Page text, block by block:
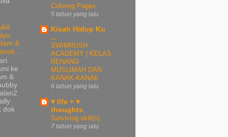
&
ke
&
dok
Coloring Pages
5 tahun yang lalu
Kisah Hidup Ku
...
SWIMRUSH
ACADEMY | KELAS
RENANG
MUSLIMAH DAN
KANAK-KANAK
6 tahun yang lalu
♥ life + ♥
thoughts
Surviving skill(s)
7 tahun yang lalu